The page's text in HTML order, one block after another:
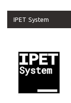
IPET System